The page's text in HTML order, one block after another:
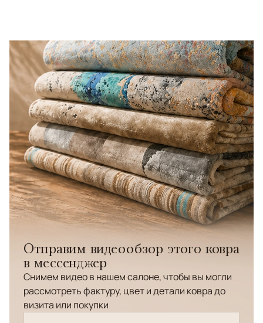
Отправим видеообзор этого ковра
в мессенджер
Снимем видео в нашем салоне, чтобы вы могли
рассмотреть фактуру, цвет и детали ковра до
визита или покупки